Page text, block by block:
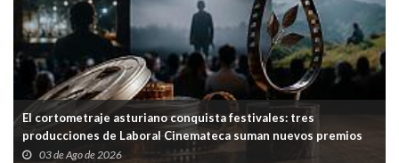
El cortometraje asturiano conquista festivales: tres
producciones de Laboral Cinemateca suman nuevos premios
03 de Ago de 2026